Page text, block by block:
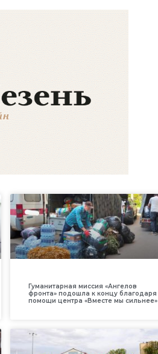
Гуманитарная миссия «Ангелов
фронта» подошла к концу благодаря
помощи центра «Вместе мы сильнее»